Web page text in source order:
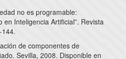
no es programable:
Inteligencia Artificial”. Revista
de componentes de
Sevilla, 2008. Disponible en